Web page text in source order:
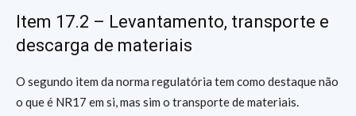
Item 17.2 – Levantamento, transporte e
descarga de materiais
O segundo item da norma regulatória tem como destaque não
o que é NR17 em si, mas sim o transporte de materiais.